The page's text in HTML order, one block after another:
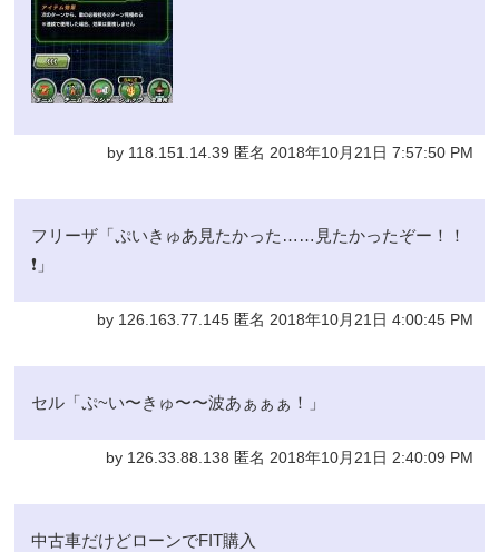
by 118.151.14.39 匿名 2018年10月21日 7:57:50 PM
フリーザ「ぷいきゅあ見たかった……見たかったぞー！！
❗️」
by 126.163.77.145 匿名 2018年10月21日 4:00:45 PM
セル「ぷ~い〜きゅ〜〜波あぁぁぁ！」
by 126.33.88.138 匿名 2018年10月21日 2:40:09 PM
中古車だけどローンでFIT購入